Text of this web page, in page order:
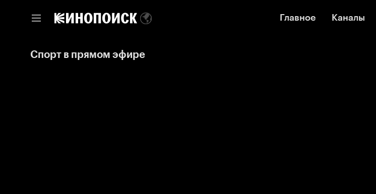
Главное Каналы
Главное Каналы
Спорт в прямом эфире